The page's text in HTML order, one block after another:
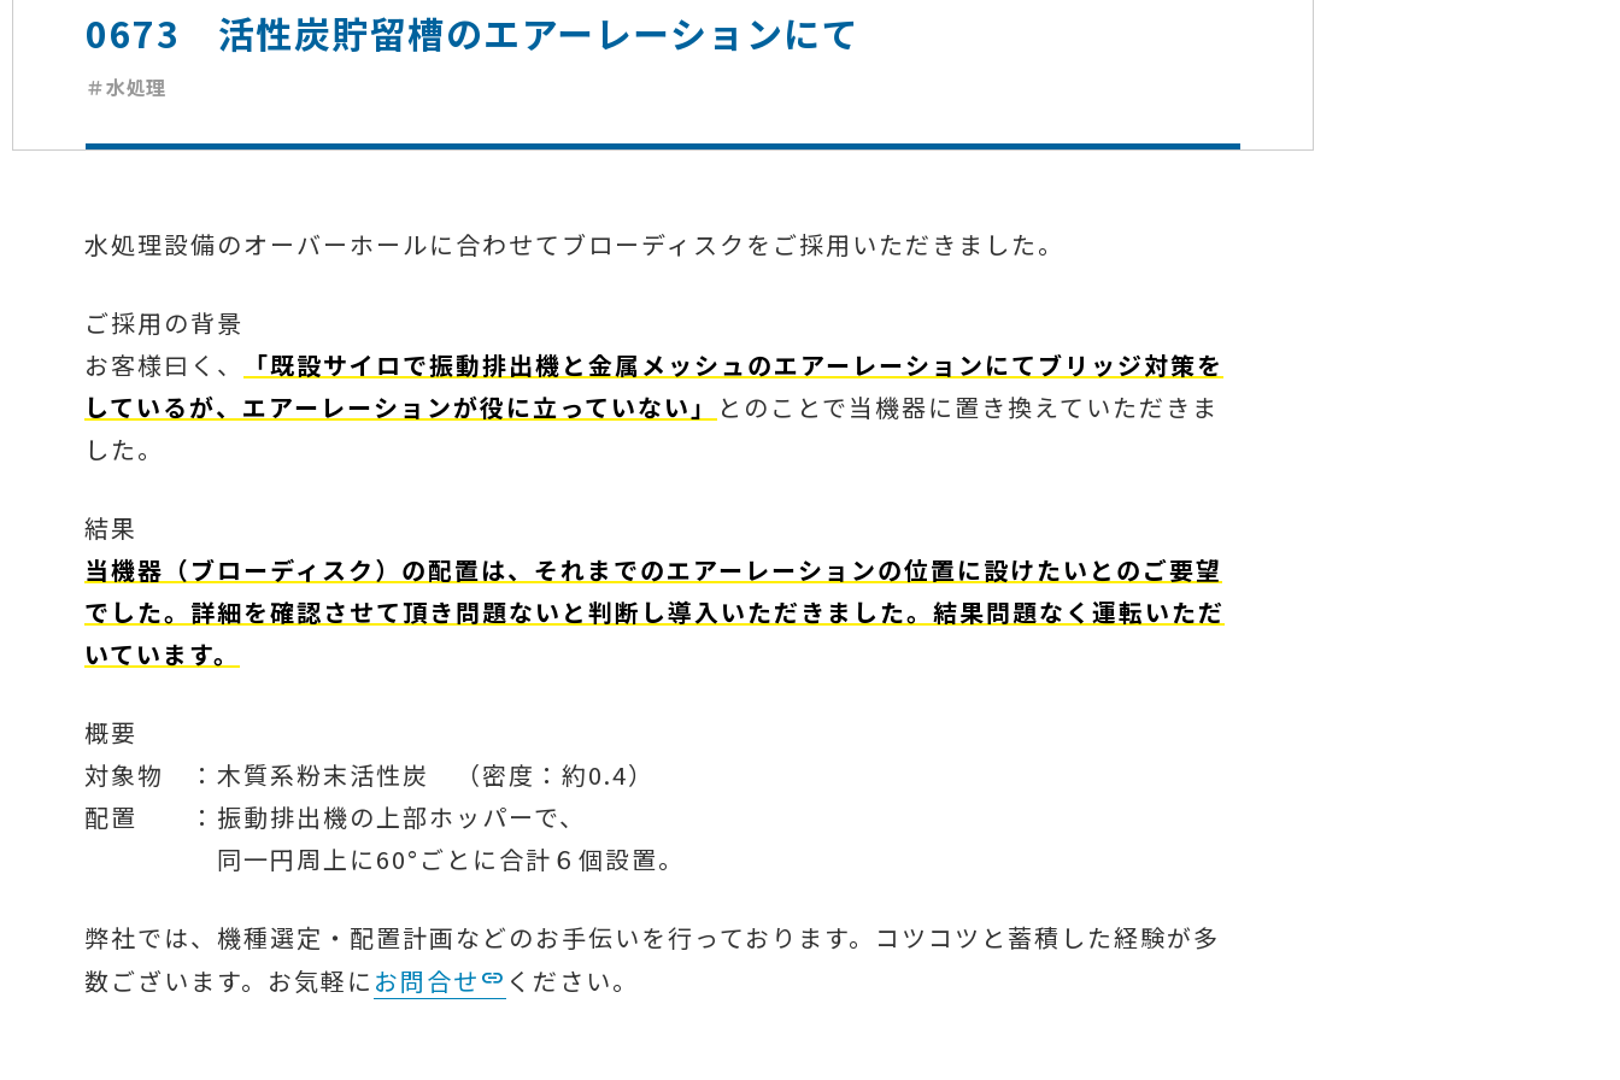
0673 活性炭貯留槽のエアーレーションにて
＃水処理
水処理設備のオーバーホールに合わせてブローディスクをご採用いただきました。
ご採用の背景
お客様曰く、
「既設サイロで振動排出機と金属メッシュのエアーレーションにてブリッジ対策を
しているが、エアーレーションが役に立っていない」
とのことで当機器に置き換えていただきま
した。
結果
当機器（ブローディスク）の配置は、それまでのエアーレーションの位置に設けたいとのご要望
でした。詳細を確認させて頂き問題ないと判断し導入いただきました。結果問題なく運転いただ
いています。
概要
対象物 ：木質系粉末活性炭 （密度：約0.4）
配置 ：振動排出機の上部ホッパーで、
同一円周上に60°ごとに合計６個設置。
弊社では、機種選定・配置計画などのお手伝いを行っております。コツコツと蓄積した経験が多
数ございます。お気軽に お問合せ ください。